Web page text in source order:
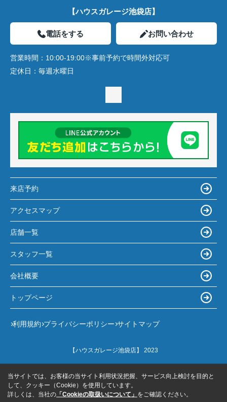
【ハウスガレージ池袋店】
電話をする お問い合わせ
営業時間： 10:00-19:00※事前予約で時間外対応可
定休日： 毎週水曜日
来店予約
アクセスマップ
店舗一覧
スタッフ一覧
会社概要
トップページ
利用規約 プライバシーポリシー サイトマップ
【ハウスガレージ池袋店】 2023
当サイトでは、お客様の当サイト利用状況把握、サービス向上検討を目的と
して、クッキー（Cookie）を使用しています。
詳しくは、当社の 「Cookieの取扱いについて」 をご確認ください。